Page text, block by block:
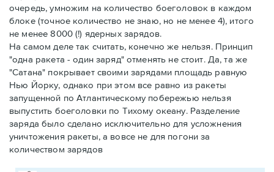
очередь, умножим на количество боеголовок в каждом
блоке (точное количество не знаю, но не менее 4), итого
не менее 8000 (!) ядерных зарядов.
На самом деле так считать, конечно же нельзя. Принцип
"одна ракета - один заряд" отменять не стоит. Да, та же
"Сатана" покрывает своими зарядами площадь равную
Нью Йорку, однако при этом все равно из ракеты
запущенной по Атлантическому побережью нельзя
выпустить боеголовки по Тихому океану. Разделение
заряда было сделано исключительно для усложнения
уничтожения ракеты, а вовсе не для погони за
количеством зарядов